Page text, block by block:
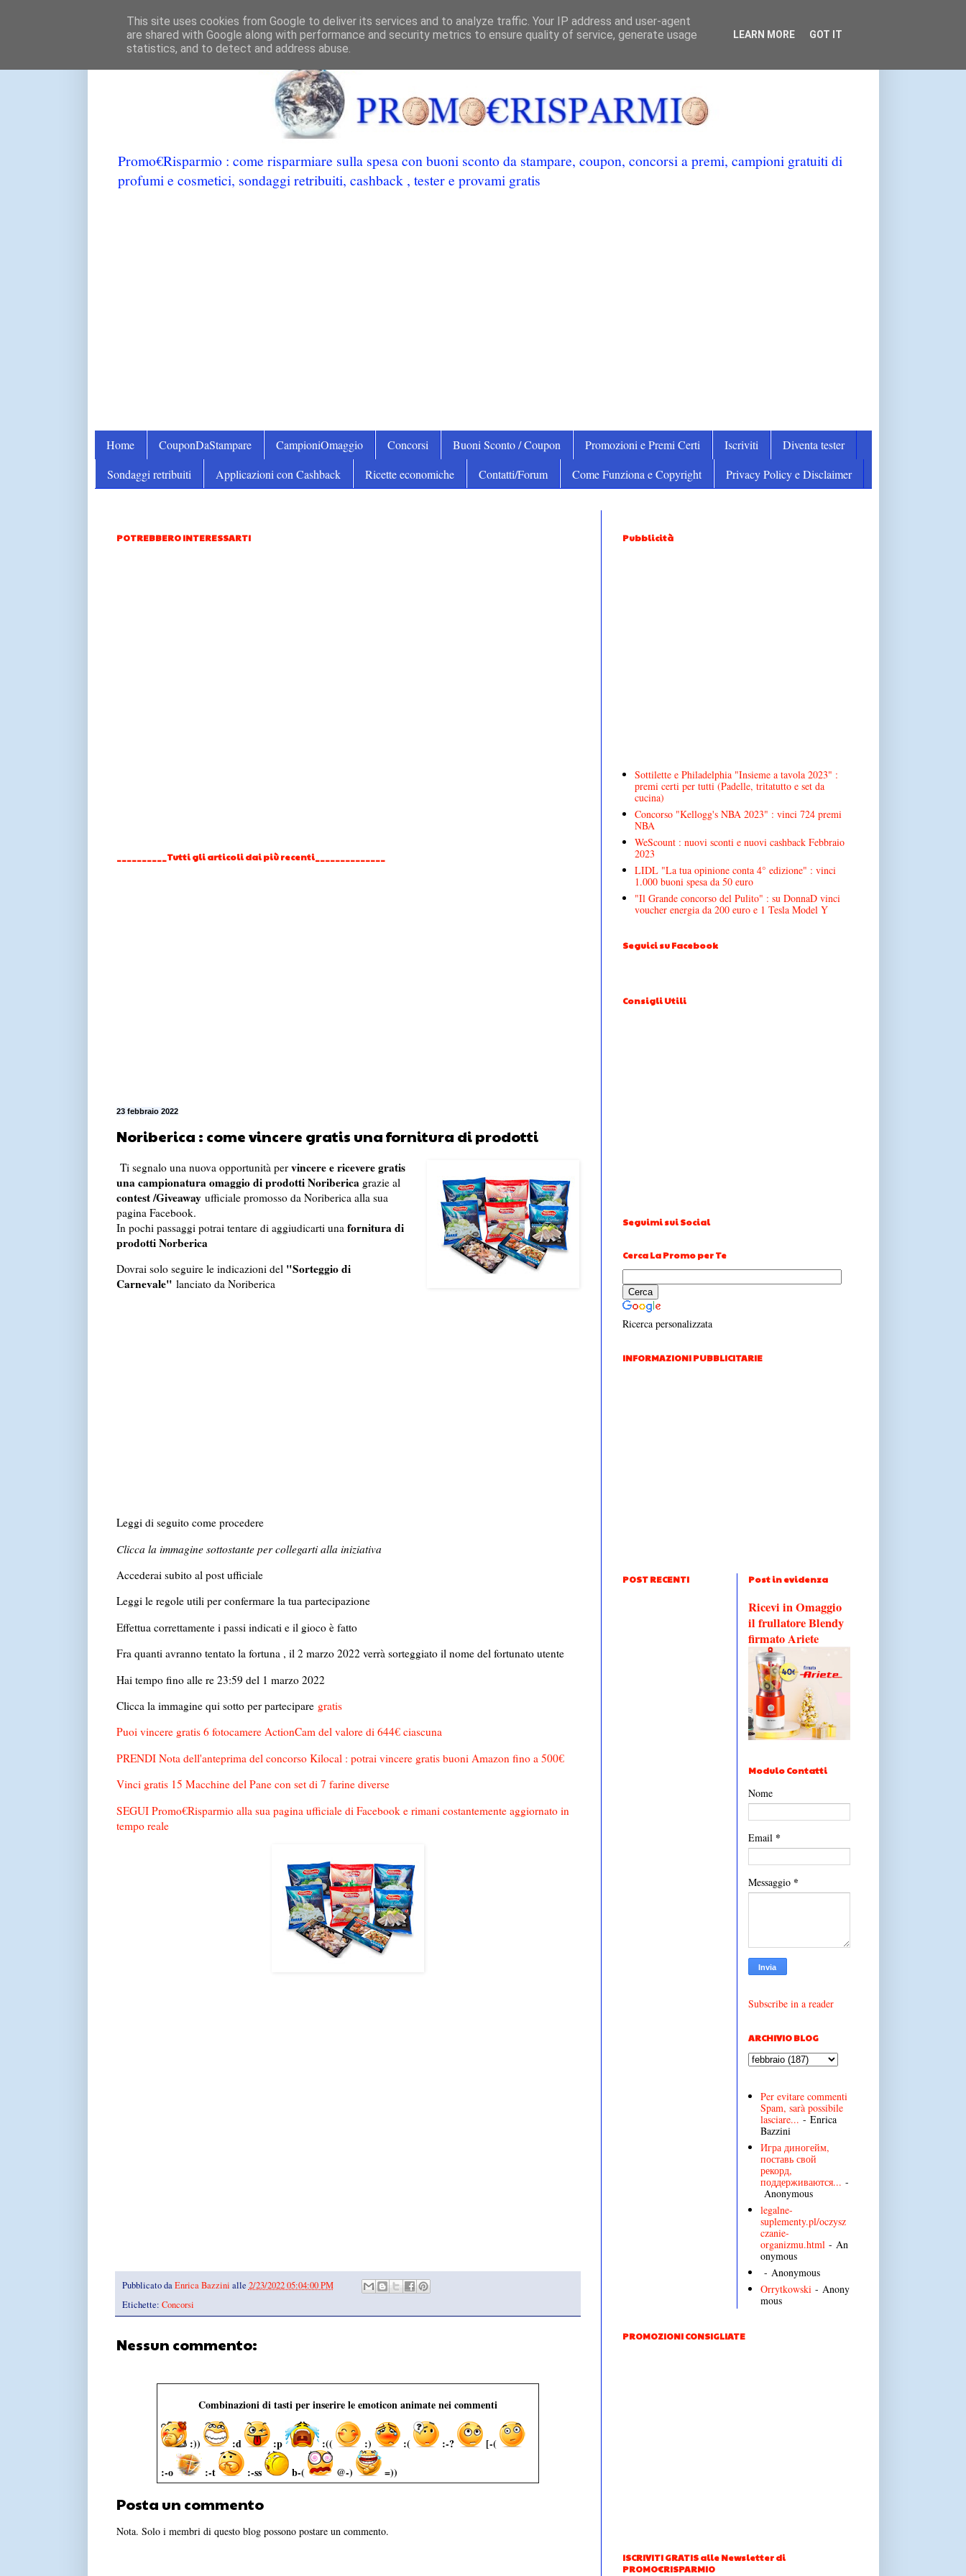
Promo€Risparmio : come risparmiare sulla spesa con buoni sconto da stampare, coupon, concorsi a premi, campioni gratuiti di
profumi e cosmetici, sondaggi retribuiti, cashback , tester e provami gratis
Home CouponDaStampare CampioniOmaggio Concorsi Buoni Sconto / Coupon Promozioni e Premi Certi Iscriviti
Diventa tester
Sondaggi retribuiti
Applicazioni con Cashback Ricette economiche Contatti/Forum Come Funziona e Copyright Privacy Policy e Disclaimer
POTREBBERO INTERESSARTI
__________Tutti gli articoli dai più recenti______________
23 febbraio 2022
Noriberica : come vincere gratis una fornitura di prodotti
Ti segnalo una nuova opportunità per vincere e ricevere gratis
una campionatura omaggio di prodotti Noriberica grazie al
contest /Giveawayufficiale promosso da Noriberica alla sua
pagina Facebook.
In pochi passaggi potrai tentare di aggiudicarti una fornitura di
prodotti Norberica
Dovrai solo seguire le indicazioni del "Sorteggio di
Carnevale" lanciato da Noriberica
Leggi di seguito come procedere
Clicca la immagine sottostante per collegarti alla iniziativa
Accederai subito al post ufficiale
Leggi le regole utili per confermare la tua partecipazione
Effettua correttamente i passi indicati e il gioco è fatto
Fra quanti avranno tentato la fortuna , il 2 marzo 2022 verrà sorteggiato il nome del fortunato utente
Hai tempo fino alle re 23:59 del 1 marzo 2022
Clicca la immagine qui sotto per partecipare gratis
Puoi vincere gratis 6 fotocamere ActionCam del valore di 644€ ciascuna
PRENDI Nota dell'anteprima del concorso Kilocal : potrai vincere gratis buoni Amazon fino a 500€
Vinci gratis 15 Macchine del Pane con set di 7 farine diverse
SEGUI Promo€Risparmio alla sua pagina ufficiale di Facebook e rimani costantemente aggiornato in
tempo reale
Pubblicato daEnrica Bazzini alle 2/23/2022 05:04:00 PM
Etichette: Concorsi
Nessun commento:
Combinazioni di tasti per inserire le emoticon animate nei commenti
:)) :d :p :(( :) :( :-?
[-(
:-o
:-t :-ss b-( @-) =))
Posta un commento
Nota. Solo i membri di questo blog possono postare un commento.
Pubblicità
Sottilette e Philadelphia "Insieme a tavola 2023" :
premi certi per tutti (Padelle, tritatutto e set da
cucina)
Concorso "Kellogg's NBA 2023" : vinci 724 premi
NBA
WeScount : nuovi sconti e nuovi cashback Febbraio
2023
LIDL "La tua opinione conta 4° edizione" : vinci
1.000 buoni spesa da 50 euro
"Il Grande concorso del Pulito" : su DonnaD vinci
voucher energia da 200 euro e 1 Tesla Model Y
Seguici su Facebook
Consigli Utili
Seguimi sui Social
Cerca La Promo per Te
Ricerca personalizzata
INFORMAZIONI PUBBLICITARIE
POST RECENTI Post in evidenza
Ricevi in Omaggio
il frullatore Blendy
firmato Ariete
Modulo Contatti
Nome
Email *
Messaggio *
Subscribe in a reader
ARCHIVIO BLOG
Per evitare commenti
Spam, sarà possibile
lasciare... - Enrica
Bazzini
Игра диногейм,
поставь свой
рекорд,
поддерживаются... -
Anonymous
legalne-
suplementy.pl/oczysz
czanie-
organizmu.html - An
onymous
- Anonymous
Orrytkowski - Anony
mous
PROMOZIONI CONSIGLIATE
ISCRIVITI GRATIS alle Newsletter di
PROMO€RISPARMIO
This site uses cookies from Google to deliver its services and to analyze traffic. Your IP address and user-agent
are shared with Google along with performance and security metrics to ensure quality of service, generate usage
statistics, and to detect and address abuse.
LEARN MORE GOT IT